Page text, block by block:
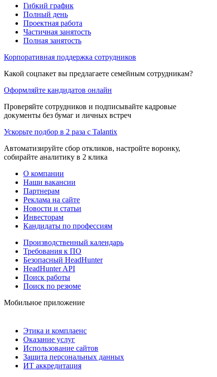
Гибкий график
Полный день
Проектная работа
Частичная занятость
Полная занятость
Корпоративная поддержка сотрудников
Какой соцпакет вы предлагаете семейным сотрудникам?
Оформляйте кандидатов онлайн
Проверяйте сотрудников и подписывайте кадровые
документы без бумаг и личных встреч
Ускорьте подбор в 2 раза с Talantix
Автоматизируйте сбор откликов, настройте воронку,
собирайте аналитику в 2 клика
О компании
Наши вакансии
Партнерам
Реклама на сайте
Новости и статьи
Инвесторам
Кандидаты по профессиям
Производственный календарь
Требования к ПО
Безопасный HeadHunter
HeadHunter API
Поиск работы
Поиск по резюме
Мобильное приложение
Этика и комплаенс
Оказание услуг
Использование сайтов
Защита персональных данных
ИТ аккредитация